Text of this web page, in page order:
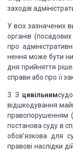
заходів
У всіх зазначених
органів
про адміністративні
нення може бути
дня прийняття
справи або про її
3. З цивільним
відшкодування
правопорушенням
постанова суду в
обов’язкова для
правові наслідки